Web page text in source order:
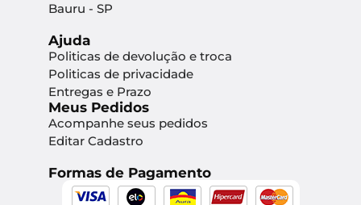
Bauru - SP
Ajuda
Politicas de devolução e troca
Politicas de privacidade
Entregas e Prazo
Meus Pedidos
Acompanhe seus pedidos
Editar Cadastro
Formas de Pagamento